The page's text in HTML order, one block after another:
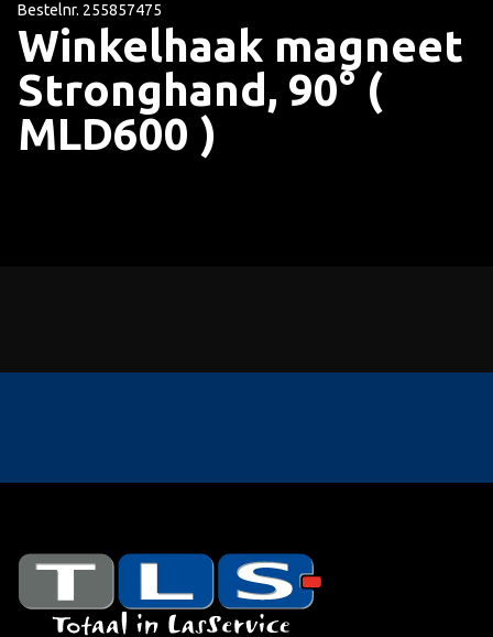
Bestelnr. 255857475
Winkelhaak magneet
Stronghand, 90° (
MLD600 )